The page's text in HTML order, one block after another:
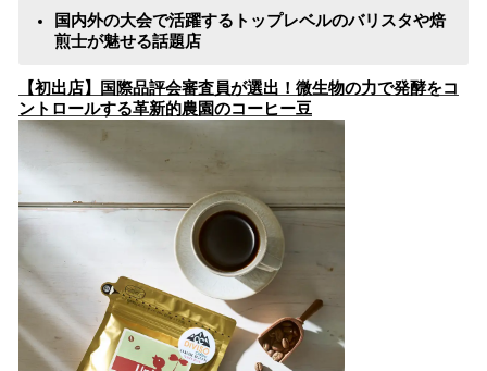
国内外の大会で活躍するトップレベルのバリスタや焙
煎士が魅せる話題店
【初出店】国際品評会審査員が選出！微生物の力で発酵をコ
ントロールする革新的農園のコーヒー豆